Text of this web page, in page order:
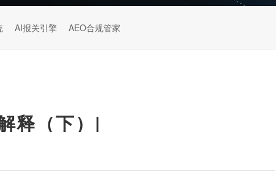
AI报关引擎 AEO合规管家
释（下）|